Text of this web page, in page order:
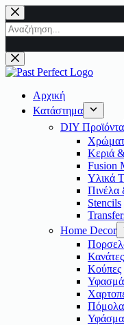
Μετάβαση
στο
περιεχόμενο
No
results
Αρχική
Κατάστημα
DIY Προϊόντα
Κεριά
Fusion
Υλικά
Πινέλα
Stencils
Home Decor
Κανάτες
Κούπες
Πόμολα